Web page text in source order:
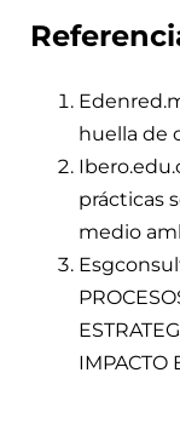
huella de
prácticas
medio
IMPACTO